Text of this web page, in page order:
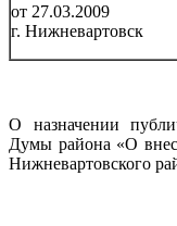
от 27.03.2009
г. Нижневартовск
О назначении
Думы района «О
Нижневартовского